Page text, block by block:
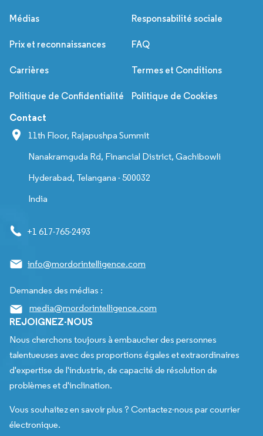
Médias Responsabilité sociale
Prix et reconnaissances FAQ
Carrières Termes et Conditions
Politique de Confidentialité Politique de Cookies
Contact
11th Floor, Rajapushpa Summit
Nanakramguda Rd, Financial District, Gachibowli
Hyderabad, Telangana - 500032
India
+1 617-765-2493
info@mordorintelligence.com
Demandes des médias :
media@mordorintelligence.com
REJOIGNEZ-NOUS
Nous cherchons toujours à embaucher des personnes
talentueuses avec des proportions égales et extraordinaires
d'expertise de l'industrie, de capacité de résolution de
problèmes et d'inclination.
Vous souhaitez en savoir plus ? Contactez-nous par courrier
électronique.